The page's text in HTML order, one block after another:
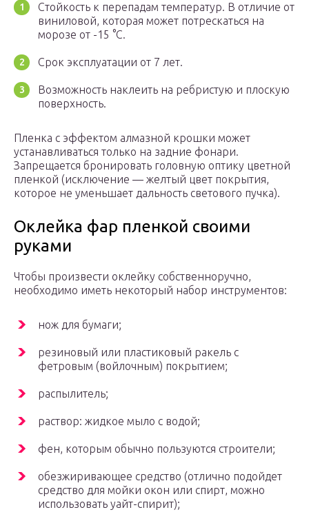
Стойкость к перепадам температур. В отличие от
виниловой, которая может потрескаться на
морозе от -15 °С.
Срок эксплуатации от 7 лет.
Возможность наклеить на ребристую и плоскую
поверхность.
Пленка с эффектом алмазной крошки может
устанавливаться только на задние фонари.
Запрещается бронировать головную оптику цветной
пленкой (исключение — желтый цвет покрытия,
которое не уменьшает дальность светового пучка).
Оклейка фар пленкой своими
руками
Чтобы произвести оклейку собственноручно,
необходимо иметь некоторый набор инструментов:
нож для бумаги;
резиновый или пластиковый ракель с
фетровым (войлочным) покрытием;
распылитель;
раствор: жидкое мыло с водой;
фен, которым обычно пользуются строители;
обезжиривающее средство (отлично подойдет
средство для мойки окон или спирт, можно
использовать уайт-спирит);